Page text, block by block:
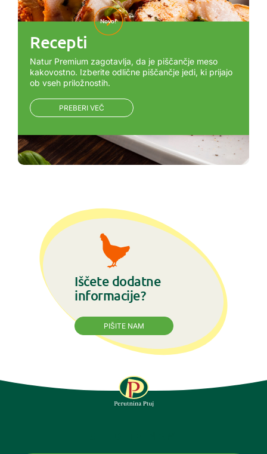
Recepti
Novo!
Natur Premium zagotavlja, da je piščančje meso
kakovostno. Izberite odlične piščančje jedi, ki prijajo
ob vseh priložnostih.
PREBERI VEČ
Iščete dodatne
informacije?
PIŠITE NAM